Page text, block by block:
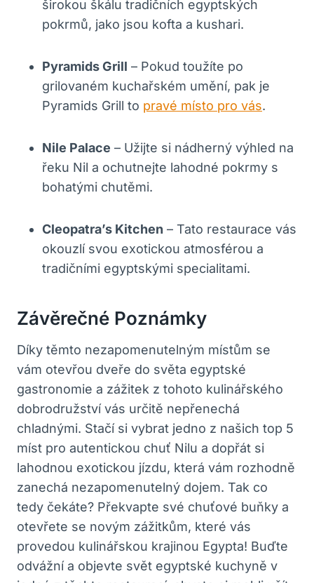
širokou škálu tradičních egyptských
pokrmů, jako jsou kofta a kushari.
Pyramids Grill – Pokud toužíte po
grilovaném kuchařském umění, pak je
Pyramids Grill to pravé místo pro vás.
Nile Palace – Užijte si nádherný výhled na
řeku Nil a ochutnejte lahodné pokrmy s
bohatými chutěmi.
Cleopatra’s Kitchen – Tato restaurace vás
okouzlí svou exotickou atmosférou a
tradičními egyptskými specialitami.
Závěrečné Poznámky
Díky těmto nezapomenutelným místům se
vám otevřou dveře do světa egyptské
gastronomie a zážitek z tohoto kulinářského
dobrodružství vás určitě nepřenechá
chladnými. Stačí si vybrat jedno z našich top 5
míst pro autentickou chuť Nilu a dopřát si
lahodnou exotickou jízdu, která vám rozhodně
zanechá nezapomenutelný dojem. Tak co
tedy čekáte? Překvapte své chuťové buňky a
otevřete se novým zážitkům, které vás
provedou kulinářskou krajinou Egypta! Buďte
odvážní a objevte svět egyptské kuchyně v